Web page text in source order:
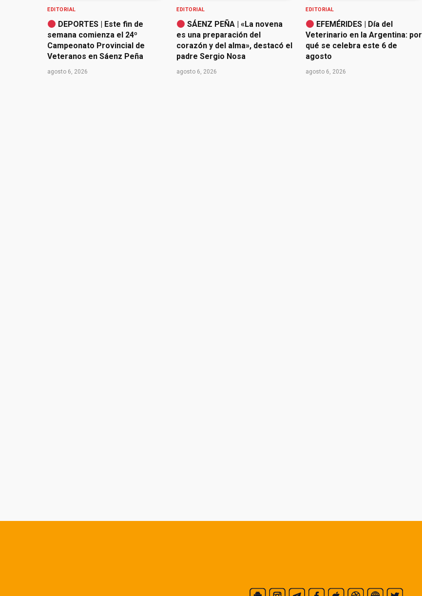
EDITORIAL
DEPORTES | Este fin de
semana comienza el 24º
Campeonato Provincial de
Veteranos en Sáenz Peña
agosto 6, 2026
EDITORIAL
SÁENZ PEÑA | «La novena
es una preparación del
corazón y del alma», destacó el
padre Sergio Nosa
agosto 6, 2026
EDITORIAL
EFEMÉRIDES | Día del
Veterinario en la Argentina: por
qué se celebra este 6 de
agosto
agosto 6, 2026